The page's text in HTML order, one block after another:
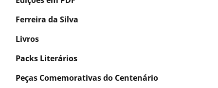
Ferreira da Silva
Livros
Packs Literários
Peças Comemorativas do Centenário